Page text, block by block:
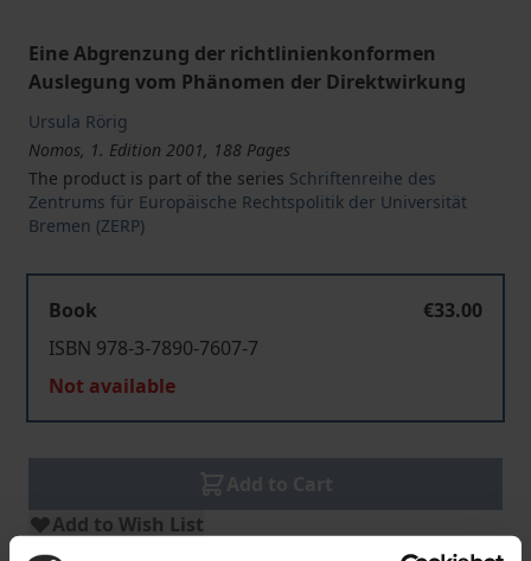
Eine Abgrenzung der richtlinienkonformen
Auslegung vom Phänomen der Direktwirkung
Ursula Rörig
Nomos, 1. Edition 2001, 188 Pages
The product is part of the series Schriftenreihe des
Zentrums für Europäische Rechtspolitik der Universität
Bremen (ZERP)
Book
€33.00
ISBN 978-3-7890-7607-7
Not available
Add to Cart
Add to Wish List
Delivery cost notice